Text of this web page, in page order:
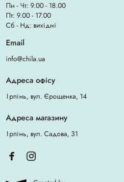
Пн - Чт: 9.00 - 18.00
Пт: 9.00 - 17.00
Сб - Нд: вихідні
Email
info@chila.ua
Адреса офісу
Ірпінь, вул. Єрощенка, 14
Адреса магазину
Ірпінь, вул. Садова, 31